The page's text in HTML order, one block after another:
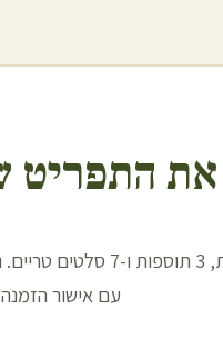
את
בחרו 3 מנות עיקריות,
עם אישור